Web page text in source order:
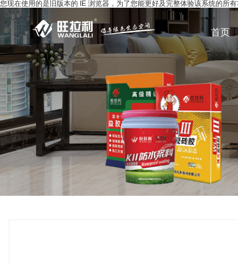
您现在使用的是旧版本的 IE 浏览器，为了您能更好及完整体验该系统的所有
首页